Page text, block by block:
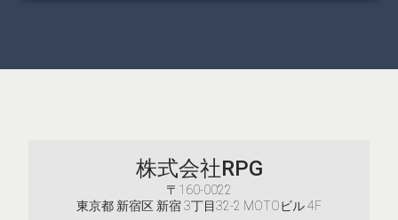
株式会社RPG
〒160-0022
東京都 新宿区 新宿 3丁目32-2 MOTOビル 4F